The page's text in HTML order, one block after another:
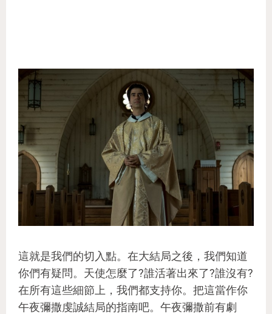
這就是我們的切入點。在大結局之後，我們知道
你們有疑問。天使怎麼了?誰活著出來了?誰沒有?
在所有這些細節上，我們都支持你。把這當作你
午夜彌撒虔誠結局的指南吧。午夜彌撒前有劇